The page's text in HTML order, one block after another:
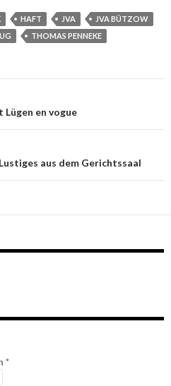
HAFT JVA
JVA BÜTZOW
THOMAS PENNEKE
Lügen en vogue
aus dem Gerichtssaal
*